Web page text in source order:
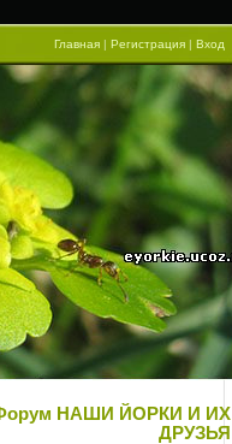
Главная | Регистрация | Вход
- Форум НАШИ ЙОРКИ И ИХ
ДРУЗЬЯ